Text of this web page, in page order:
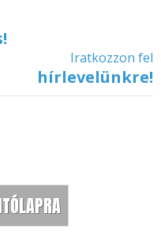
Iratkozzon fel
hírlevelünkre!